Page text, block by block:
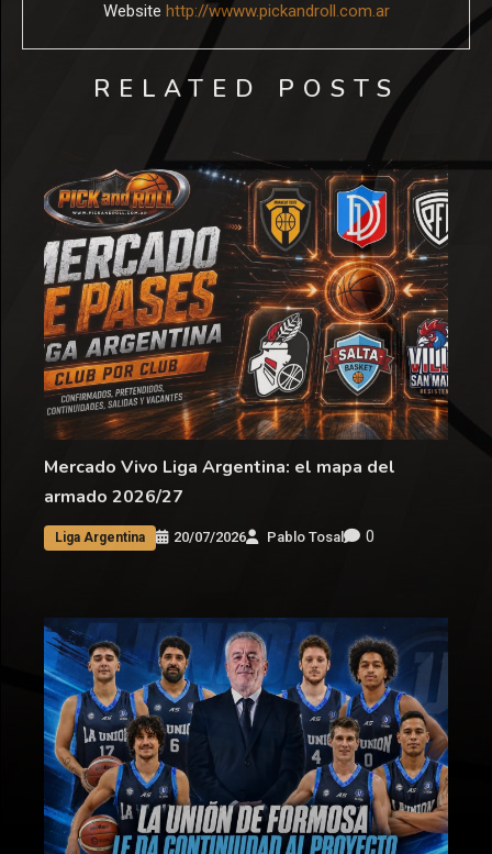
Website http://wwww.pickandroll.com.ar
RELATED POSTS
Mercado Vivo Liga Argentina: el mapa del
armado 2026/27
Liga Argentina 20/07/2026 Pablo Tosal 0